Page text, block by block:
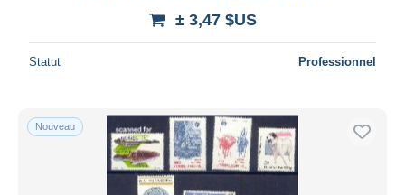
± 3,47 $US
Statut Professionnel
Nouveau